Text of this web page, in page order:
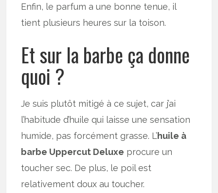
Enfin, le parfum a une bonne tenue, il
tient plusieurs heures sur la toison.
Et sur la barbe ça donne
quoi ?
Je suis plutôt mitigé à ce sujet, car j’ai
l’habitude d’huile qui laisse une sensation
humide, pas forcément grasse. L’huile à
barbe Uppercut Deluxe procure un
toucher sec. De plus, le poil est
relativement doux au toucher.